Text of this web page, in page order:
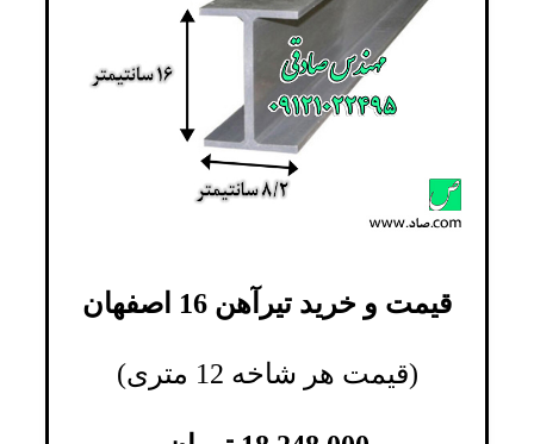
قیمت و خرید تیرآهن 16 اصفهان
(قیمت هر شاخه 12 متری)